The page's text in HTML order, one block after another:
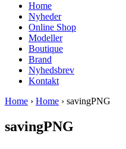
Home
Nyheder
Online Shop
Modeller
Boutique
Brand
Nyhedsbrev
Kontakt
Home › Home › savingPNG
savingPNG